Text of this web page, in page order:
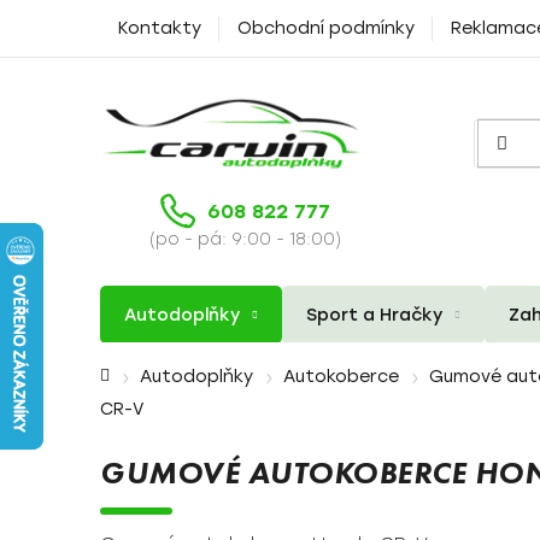
Kontakty Obchodní podmínky
608 822 777
(po - pá: 9:00 - 18:00)
Autodoplňky Sport a Hračky
Domů Autodoplňky Autokoberce Gumové
CR-V
GUMOVÉ AUTOKOBERCE